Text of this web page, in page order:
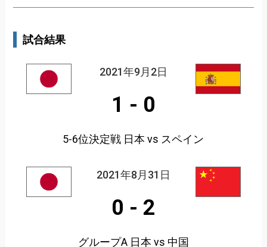
試合結果
2021年9月2日
1 - 0
5-6位決定戦 日本 vs スペイン
2021年8月31日
0 - 2
グループA 日本 vs 中国